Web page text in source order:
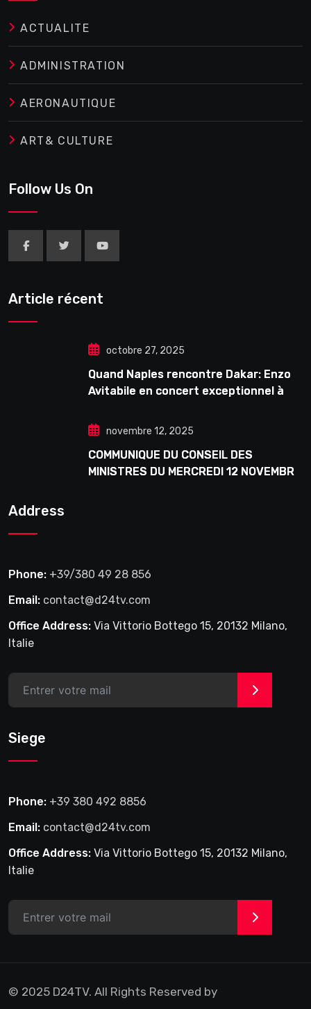
ACTUALITE
ADMINISTRATION
AERONAUTIQUE
ART& CULTURE
Follow Us On
Article récent
octobre 27, 2025
Quand Naples rencontre Dakar: Enzo
Avitabile en concert exceptionnel à
novembre 12, 2025
COMMUNIQUE DU CONSEIL DES
MINISTRES DU MERCREDI 12 NOVEMBRE
Address
Phone: +39/380 49 28 856
Email: contact@d24tv.com
Office Address: Via Vittorio Bottego 15, 20132 Milano,
Italie
>
Siege
Phone: +39 380 492 8856
Email: contact@d24tv.com
Office Address: Via Vittorio Bottego 15, 20132 Milano,
Italie
>
© 2025 D24TV. All Rights Reserved by